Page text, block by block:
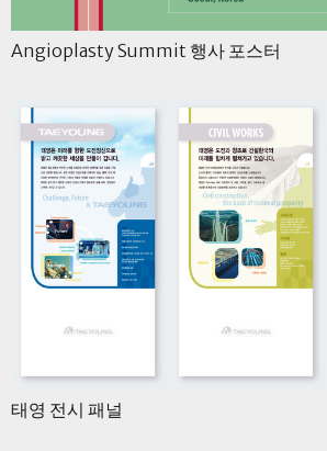
Angioplasty Summit 행사 포스터
태영 전시 패널